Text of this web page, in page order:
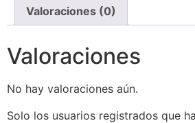
Valoraciones (0)
Valoraciones
No hay valoraciones aún.
Solo los usuarios registrados que